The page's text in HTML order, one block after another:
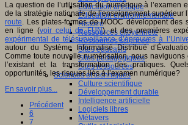
Education artistique
Education environnementale
Histoire
Ressources citoyenneté
Ressources sciences
Sites éducatifs
Sites pédagogiques
Sites ressources
Sciences et techniques
Culture scientifique
Développement durable
Intelligence artificielle
Logiciels libres
Métavers
La question de l’utilisation du numérique à l’examen
de la stratégie nationale de l’enseignement supérieur
route . Les plates-formes de MOOC développent des
en ligne (voir celui de FUN), et des premières
expérimental de télésurveillance d’épreuves à
autour du Système Informatisé Distribué
Comme toute nouvelle numérisation, nous
l’existant et la transformation des pratiques.
opportunités, les risques liés à l’examen numérique?
En savoir plus...
Précédent
6
7